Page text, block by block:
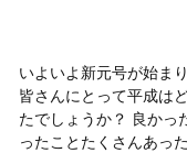
いよいよ新元号が始ま
皆さんにとって平成は
たでしょうか？ 良かっ
ったことたくさんあっ